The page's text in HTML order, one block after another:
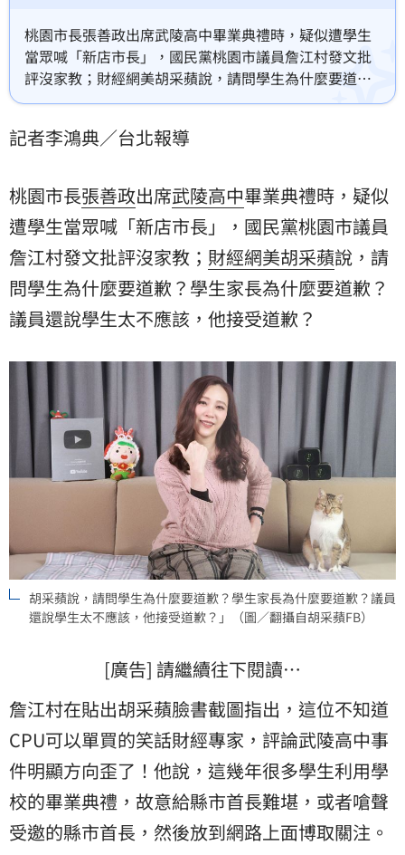
桃園市長張善政出席武陵高中畢業典禮時，疑似遭學生
當眾喊「新店市長」，國民黨桃園市議員詹江村發文批
評沒家教；財經網美胡采蘋說，請問學生為什麼要道
歉？學生家長為什麼要道歉？議員還說學生太不應該，
記者李鴻典／台北報導
桃園市長張善政出席武陵高中畢業典禮時，疑似
遭學生當眾喊「新店市長」，國民黨桃園市議員
詹江村發文批評沒家教； 財經網美胡采蘋說，請
問學生為什麼要道歉？學生家長為什麼要道歉？
議員還說學生太不應該，他接受道歉？
胡采蘋說，請問學生為什麼要道歉？學生家長為什麼要道歉？議員
還說學生太不應該，他接受道歉？」（圖／翻攝自胡采蘋FB）
[廣告] 請繼續往下閱讀…
詹江村 在貼出胡采蘋臉書截圖指出，這位不知道
CPU可以單買的笑話財經專家，評論武陵高中事
件明顯方向歪了！他說，這幾年很多學生利用學
校的畢業典禮，故意給縣市首長難堪，或者嗆聲
受邀的縣市首長，然後放到網路上面博取關注。